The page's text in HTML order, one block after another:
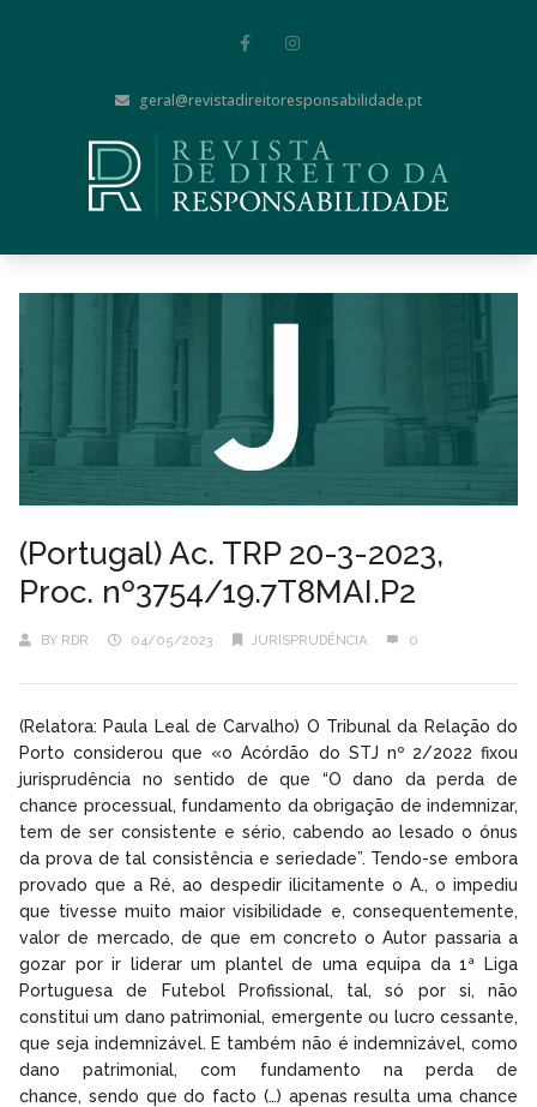
geral@revistadireitoresponsabilidade.pt
(Portugal) Ac. TRP 20-3-2023,
Proc. nº3754/19.7T8MAI.P2
BY RDR 04/05/2023 JURISPRUDÊNCIA 0
(Relatora: Paula Leal de Carvalho) O Tribunal da Relação do
Porto considerou que «o Acórdão do STJ nº 2/2022 fixou
jurisprudência no sentido de que “O dano da perda de
chance processual, fundamento da obrigação de indemnizar,
tem de ser consistente e sério, cabendo ao lesado o ónus
da prova de tal consistência e seriedade”. Tendo-se embora
provado que a Ré, ao despedir ilicitamente o A., o impediu
que tivesse muito maior visibilidade e, consequentemente,
valor de mercado, de que em concreto o Autor passaria a
gozar por ir liderar um plantel de uma equipa da 1ª Liga
Portuguesa de Futebol Profissional, tal, só por si, não
constitui um dano patrimonial, emergente ou lucro cessante,
que seja indemnizável. E também não é indemnizável, como
dano patrimonial, com fundamento na perda de
chance, sendo que do facto (…) apenas resulta uma chance